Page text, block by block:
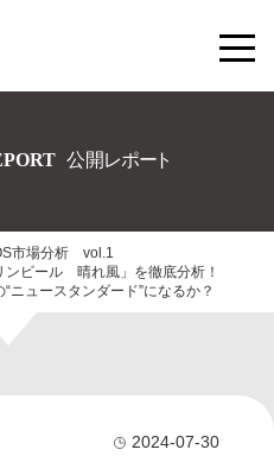
市場分析 vol.1
ンビール 晴れ風」を徹底分析！
“ニュースタンダード”になるか？
2024-07-30